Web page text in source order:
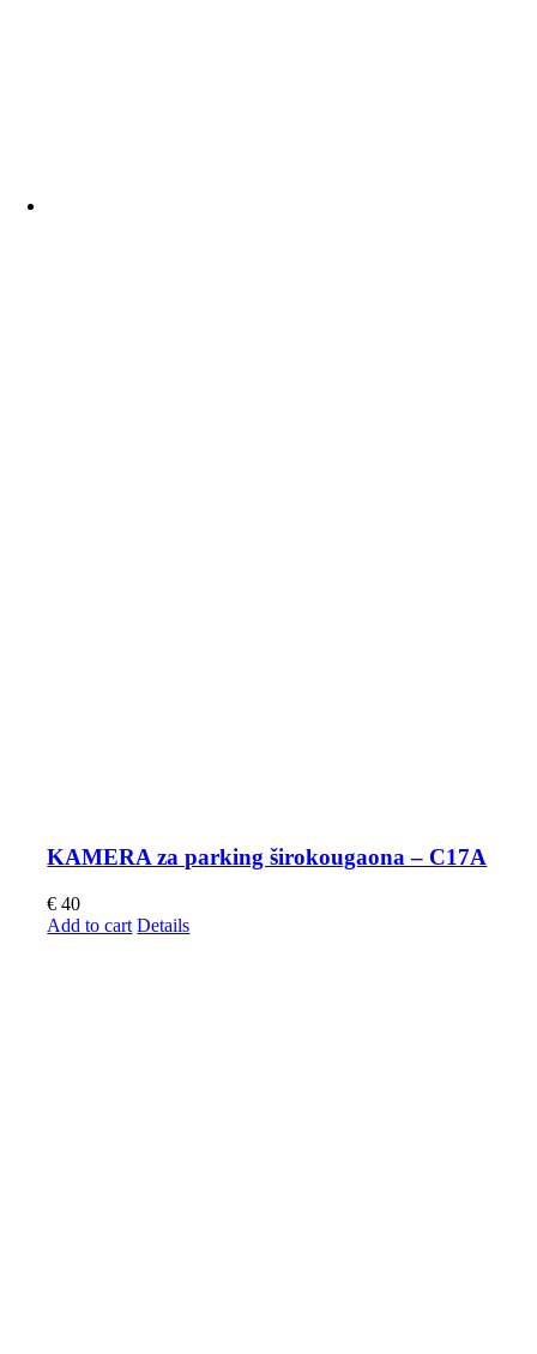
KAMERA za parking širokougaona – C17A
€ 40
Add to cart Details